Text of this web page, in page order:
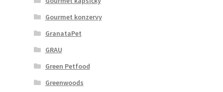
Gourmet konzervy
GranataPet
GRAU
Green Petfood
Greenwoods